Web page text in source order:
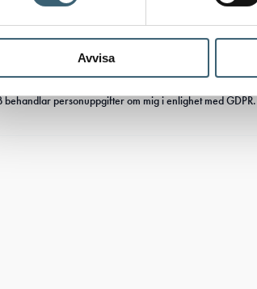
Avvisa
behandlar personuppgifter om mig i enlighet med GDPR.